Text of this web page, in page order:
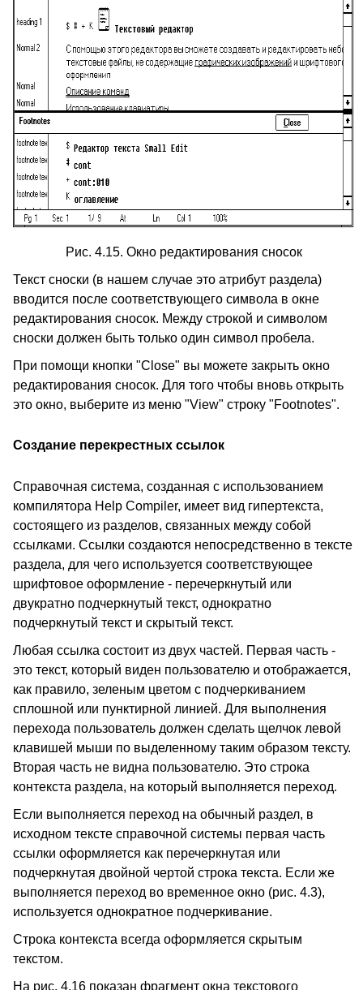
Рис. 4.15. Окно редактирования сносок
Текст сноски (в нашем случае это атрибут раздела)
вводится после соответствующего символа в окне
редактирования сносок. Между строкой и символом
сноски должен быть только один символ пробела.
При помощи кнопки "Close" вы можете закрыть окно
редактирования сносок. Для того чтобы вновь открыть
это окно, выберите из меню "View" строку "Footnotes".
Создание перекрестных ссылок
Справочная система, созданная с использованием
компилятора Help Compiler, имеет вид гипертекста,
состоящего из разделов, связанных между собой
ссылками. Ссылки создаются непосредственно в тексте
раздела, для чего используется соответствующее
шрифтовое оформление - перечеркнутый или
двукратно подчеркнутый текст, однократно
подчеркнутый текст и скрытый текст.
Любая ссылка состоит из двух частей. Первая часть -
это текст, который виден пользователю и отображается,
как правило, зеленым цветом с подчеркиванием
сплошной или пунктирной линией. Для выполнения
перехода пользователь должен сделать щелчок левой
клавишей мыши по выделенному таким образом тексту.
Вторая часть не видна пользователю. Это строка
контекста раздела, на который выполняется переход.
Если выполняется переход на обычный раздел, в
исходном тексте справочной системы первая часть
ссылки оформляется как перечеркнутая или
подчеркнутая двойной чертой строка текста. Если же
выполняется переход во временное окно (рис. 4.3),
используется однократное подчеркивание.
Строка контекста всегда оформляется скрытым
текстом.
На рис. 4.16 показан фрагмент окна текстового